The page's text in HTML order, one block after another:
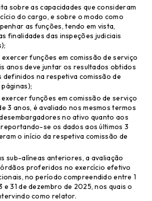
sobre as capacidades que consideram
do cargo, e sobre o modo como
as funções, tendo em vista,
finalidades das inspeções judiciais
exercer funções em comissão de serviço
anos deve juntar os resultados obtidos
na respetiva comissão de
funções em comissão de serviço
3 anos, é avaliado nos mesmos termos
no ativo quanto aos
se os dados aos últimos 3
o início da respetiva comissão de
sub-alíneas anteriores, a avaliação
proferidos no exercício efetivo
no período compreendido entre 1
31 de dezembro de 2025, nos quais o
como relator.